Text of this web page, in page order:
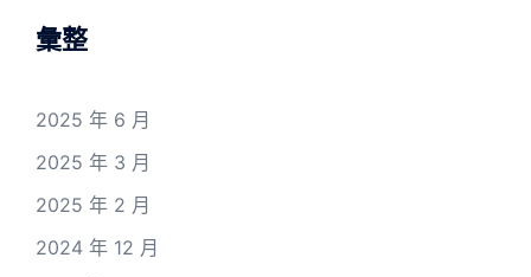
彙整
2025 年 6 月
2025 年 3 月
2025 年 2 月
2024 年 12 月